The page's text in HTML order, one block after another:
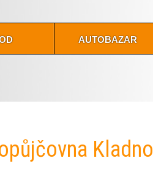
autobazar
Kladno